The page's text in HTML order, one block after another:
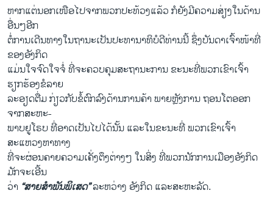
ຫາກແຕ່ນອກເໜືອໄປຈາກພວກປະທ້ວງແລ້ວ ກໍຍັງມີຄວາມສ່ຽງໃນດ້ານ
ອື່ນໆອີກ
ຕໍ່ການເດີນທາງໃນຖານະເປັນປະທານາທິບໍດີທ່ານນີ້ ຊຶ່ງບັນດາເຈົ້າໜ້າທີ່
ຂອງອັງກິດ
ແມ່ນໃຈຈົດໃຈຈໍ່ ທີ່ຈະຄວບຄຸມສະຖານະການ ຂະນະທີ່ພວກເຂົາເຈົ້າ
ຮຽກຮ້ອງຂໍລາຍ
ລະອຽດຕື່ມ ກ່ຽວກັບຂໍ້ຕົກລົງດ້ານການຄ້າ ພາຍຫຼັງການ ຖອນໂຕອອກ
ຈາກສະຫະ-
ພາບຢູໂຣບ ທີ່ອາດເປັນໄປໄດ້ນັ້ນ ແລະໃນຂະນະທີ່ ພວກເຂົາເຈົ້າ
ສະແຫວງຫາທາງ
ທີ່ຈະຜ່ອນຄາຍຄວາມເຄັ່ງຕຶງຕ່າງໆ ໃນສິ່ງ ທີ່ພວກນັກການເມືອງອັງກິດ
ມັກຈະເອີ້ນ
ວ່າ “ສາຍສຳພັນພິເສດ”ລະຫວ່າງ ອັງກິດ ແລະສະຫະລັດ.